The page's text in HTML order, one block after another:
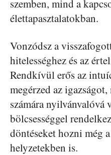
szemben, mind a
élettapasztalatokban.
Vonzódsz a
hitelességhez és az
Rendkívül erős az
megérzed az
számára nyilvánvalóvá
bölcsességgel
döntéseket hozni még
helyzetekben is.